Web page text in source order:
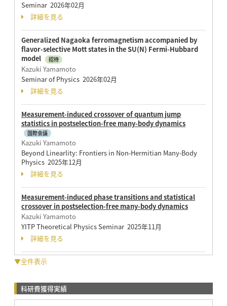
Seminar 2026年02月
詳細を見る
Generalized Nagaoka ferromagnetism accompanied by
flavor-selective Mott states in the SU(N) Fermi-Hubbard
model
招待
Kazuki Yamamoto
Seminar of Physics 2026年02月
詳細を見る
Measurement-induced crossover of quantum jump
statistics in postselection-free many-body dynamics
国際会議
Kazuki Yamamoto
Beyond Linearlity: Frontiers in Non-Hermitian Many-Body
Physics 2025年12月
詳細を見る
Measurement-induced phase transitions and statistical
crossover in postselection-free many-body dynamics
Kazuki Yamamoto
YITP Theoretical Physics Seminar 2025年11月
詳細を見る
▼全件表示
科研費獲得実績